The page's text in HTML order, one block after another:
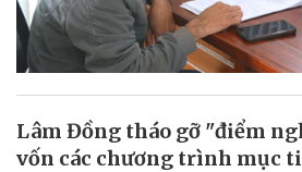
Lâm Đồng tháo gỡ "điểm
vốn các chương trình mục